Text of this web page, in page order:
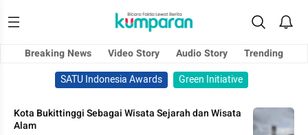
Breaking News Video Story Audio Story
Trending
SATU Indonesia Awards
Green Initiative
Kota Bukittinggi Sebagai Wisata Sejarah dan Wisata
Alam